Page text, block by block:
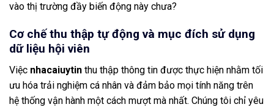
vào thị trường đầy biến động này chưa?
Cơ chế thu thập tự động và mục đích sử dụng
dữ liệu hội viên
Việc nhacaiuytin thu thập thông tin được thực hiện nhằm tối
ưu hóa trải nghiệm cá nhân và đảm bảo mọi tính năng trên
hệ thống vận hành một cách mượt mà nhất. Chúng tôi chỉ yêu